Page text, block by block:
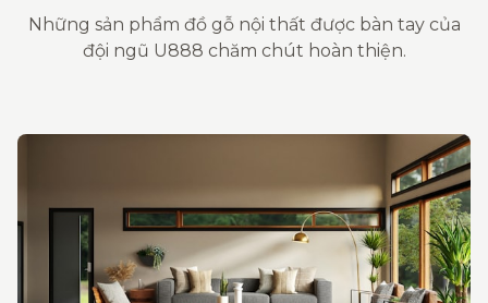
Những sản phẩm đồ gỗ nội thất được bàn tay của
đội ngũ U888 chăm chút hoàn thiện.